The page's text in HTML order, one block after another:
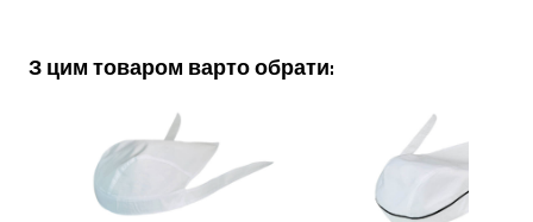
З цим товаром варто обрати: